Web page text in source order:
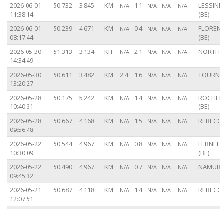
2026-06-01
11:38:14
50.732 3.845 KM N/A 1.1 N/A N/A N/A
(BE)
2026-06-01
08:17:44
50.239 4.671 KM N/A 0.4 N/A N/A N/A
(BE)
2026-05-30
14:34:49
51.313 3.134 KH N/A 2.1 N/A N/A N/A
2026-05-30
13:20:27
50.611 3.482 KM 2.4 1.6 N/A N/A N/A
2026-05-28
10:40:31
50.175 5.242 KM N/A 1.4 N/A N/A N/A
(BE)
2026-05-28
09:56:48
50.667 4.168 KM N/A 1.5 N/A N/A N/A
2026-05-22
10:30:09
50.544 4.967 KM N/A 0.8 N/A N/A N/A
(BE)
2026-05-22
09:45:32
50.490 4.967 KM N/A 0.7 N/A N/A N/A
2026-05-21
12:07:51
50.687 4.118 KM N/A 1.4 N/A N/A N/A